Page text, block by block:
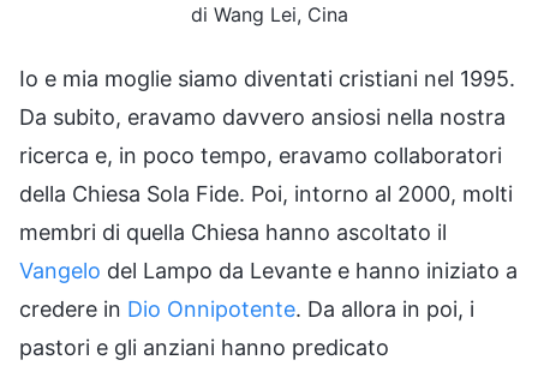
di Wang Lei, Cina
Io e mia moglie siamo diventati cristiani nel 1995.
Da subito, eravamo davvero ansiosi nella nostra
ricerca e, in poco tempo, eravamo collaboratori
della Chiesa Sola Fide. Poi, intorno al 2000, molti
membri di quella Chiesa hanno ascoltato il
Vangelo del Lampo da Levante e hanno iniziato a
credere in Dio Onnipotente. Da allora in poi, i
pastori e gli anziani hanno predicato